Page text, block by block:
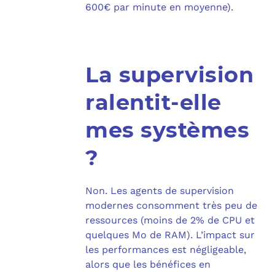
600€ par minute en moyenne).​
La supervision
ralentit-elle
mes systèmes
?
Non. Les agents de supervision
modernes consomment très peu de
ressources (moins de 2% de CPU et
quelques Mo de RAM). L’impact sur
les performances est négligeable,
alors que les bénéfices en